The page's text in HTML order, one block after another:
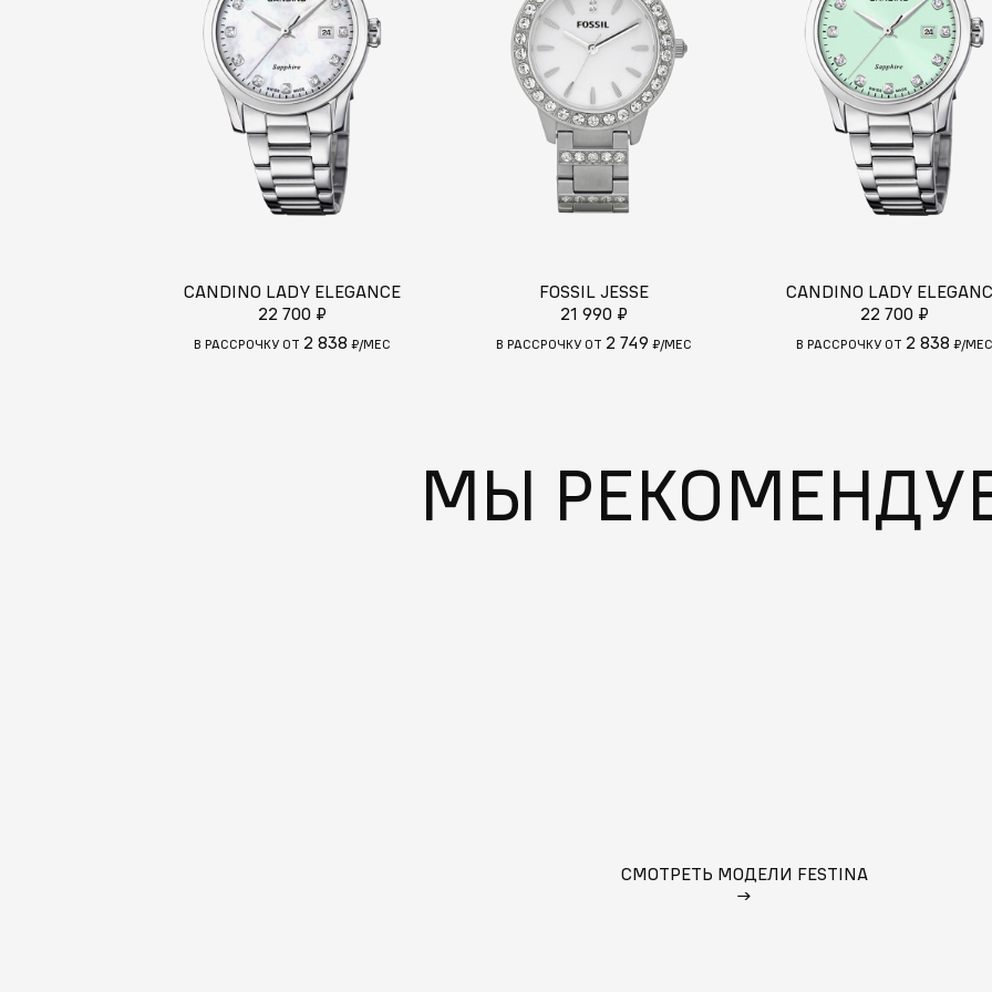
CANDINO LADY ELEGANCE
22 700 ₽
В РАССРОЧКУ ОТ 2 838 ₽/МЕС
FOSSIL JESSE
21 990 ₽
В РАССРОЧКУ ОТ 2 749 ₽/МЕС
CANDINO LADY
22 700 ₽
В РАССРОЧКУ ОТ 2 838 ₽/МЕС
МЫ
СМОТРЕТЬ МОДЕЛИ FESTINA
→